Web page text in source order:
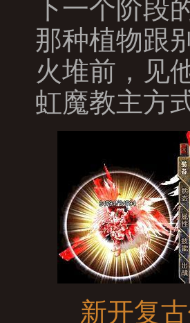
下一个阶段
那种植物跟
火堆前，见
虹魔教主方
新开复